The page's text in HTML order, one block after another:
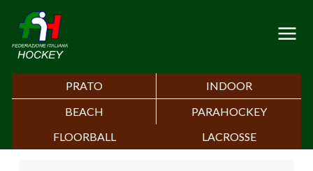
PRATO
INDOOR
BEACH
PARAHOCKEY
FLOORBALL
LACROSSE